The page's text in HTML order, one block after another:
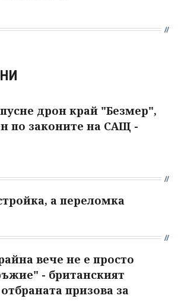
дрон край "Безмер",
по законите на САЩ -
а переломка
вече не е просто
- британският
призова за